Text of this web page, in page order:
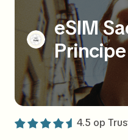
eSIM
Principe
4.5 op